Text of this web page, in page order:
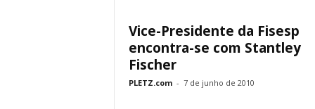
Vice-Presidente da Fisesp
encontra-se com Stantley
Fischer
PLETZ.com - 7 de junho de 2010